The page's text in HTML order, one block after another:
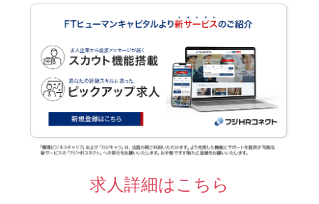
求人詳細はこちら